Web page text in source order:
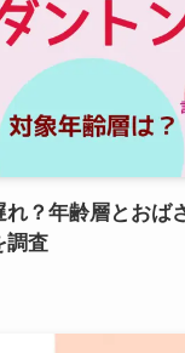
れ？年齢層とおば
調査